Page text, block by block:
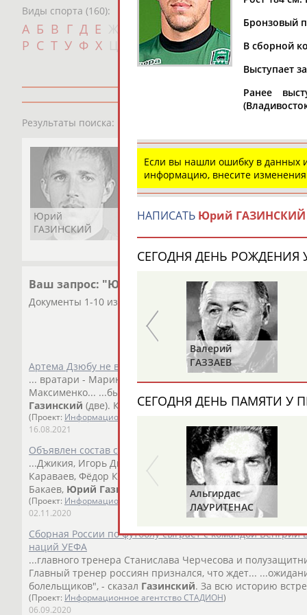
Виды спорта (160):
А Б В Г Д Е К Л М Н О
П
Р С Т У Ф Х Ш Щ Э Ю Я
с
Результаты поиска:
Юрий
ГАЗИНСКИЙ
Ваш запрос: "Юрий ГАЗИНСКИЙ"
Документы 1-10 из 79 найденных уникальных документов
Артема Дзюбу не вызвали в сборную России по футболу
... вратари - Маринато Гилерме ("Локомотив"),Юрий
Максименко... ...были защитник Георгий Джикия (три
Газинский (две). Карпина и Дзюбу связывают
(Проект: Информационное агентство СТАДИОН
16.08.2021
Объявлен состав сборной России по футболу на
...Джикия, Игорь Дивеев, Марио Фернандес, Роман
Караваев, Фёдор Кудряшов, Андрей... ...Александр Жиров,
Бакаев, Юрий Газинский и Владислав Игнатьев, а
(Проект: Информационное агентство СТАДИОН )
02.11.2020
Сборная России по футболу сыграет с командой
наций УЕФА
...главного тренера Станислава Черчесова и
Главный тренер россиян признался, что ждет...
болельщиков", - сказал Газинский. За всю историю
(Проект: Информационное агентство СТАДИОН)
06.09.2020
Бронзовый
В сборной
Выступает
Ранее
Если вы нашли ошибку в данных
информацию, внесите изменения
НАПИСАТЬ Юрий ГАЗИНСКИЙ
СЕГОДНЯ ДЕНЬ РОЖДЕНИЯ
ИЛЬИНЫХ
Валерий
ГАЗЗАЕВ
СЕГОДНЯ ДЕНЬ ПАМЯТИ У
Альгирдас
ЛАУРИТЕНАС